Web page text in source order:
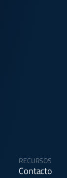
RECURSOS
Contacto